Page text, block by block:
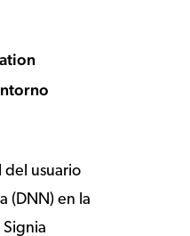
del usuario
(DNN) en la